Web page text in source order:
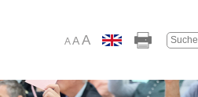
A AA